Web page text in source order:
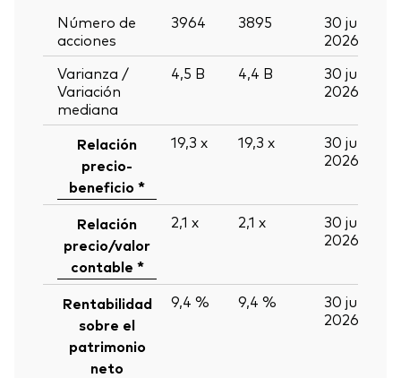
Número de
acciones
3964 3895
30 jun
2026
Varianza /
Variación
mediana
4,5 B 4,4 B
30 jun
2026
Relación
precio-
beneficio *
19,3 x 19,3 x
30 jun
2026
Relación
precio/valor
contable *
2,1 x 2,1 x
30 jun
2026
Rentabilidad
sobre el
patrimonio
neto
9,4 % 9,4 %
30 jun
2026